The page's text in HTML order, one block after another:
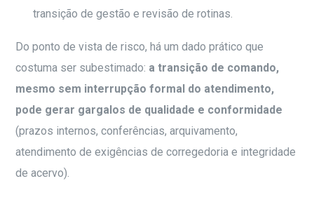
transição de gestão e revisão de rotinas.
Do ponto de vista de risco, há um dado prático que
costuma ser subestimado: a transição de comando,
mesmo sem interrupção formal do atendimento,
pode gerar gargalos de qualidade e conformidade
(prazos internos, conferências, arquivamento,
atendimento de exigências de corregedoria e integridade
de acervo).